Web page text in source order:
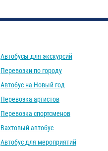
Автобусы для экскурсий
Перевозки по городу
Автобус на Новый год
Перевозка артистов
Перевозка спортсменов
Вахтовый автобус
Автобус для мероприятий